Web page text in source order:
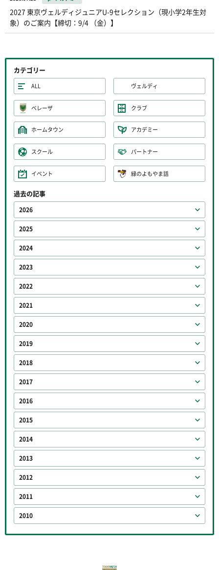
2027 東京ヴェルディジュニアU-9セレクション（現小学2年生対
象）のご案内【締切：9/4 （金）】
カテゴリー
ALL ヴェルディ
ベレーザ クラブ
ホームタウン アカデミー
スクール パートナー
イベント 緑のよもやま話
過去の記事
2026
2025
2024
2023
2022
2021
2020
2019
2018
2017
2016
2015
2014
2013
2012
2011
2010